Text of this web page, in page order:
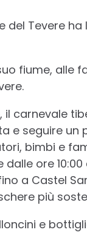
del Tevere
fiume, alle
il carnevale
e seguire
bimbi e
ore 10:00
a Castel
più
e